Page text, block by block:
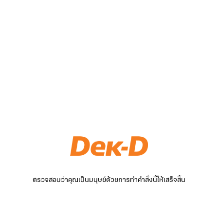
ตรวจสอบว่าคุณเป็นมนุษย์ด้วยการทำคำสั่งนี้ให้เสร็จสิ้น